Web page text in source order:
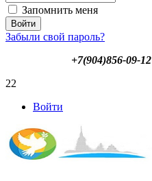
Запомнить меня
Забыли свой пароль?
+7(904)856-09-12
22
Войти